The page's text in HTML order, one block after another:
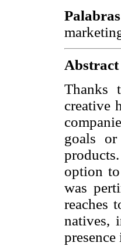
Abstract
Thanks
creative
goals
option
was
reaches
natives,